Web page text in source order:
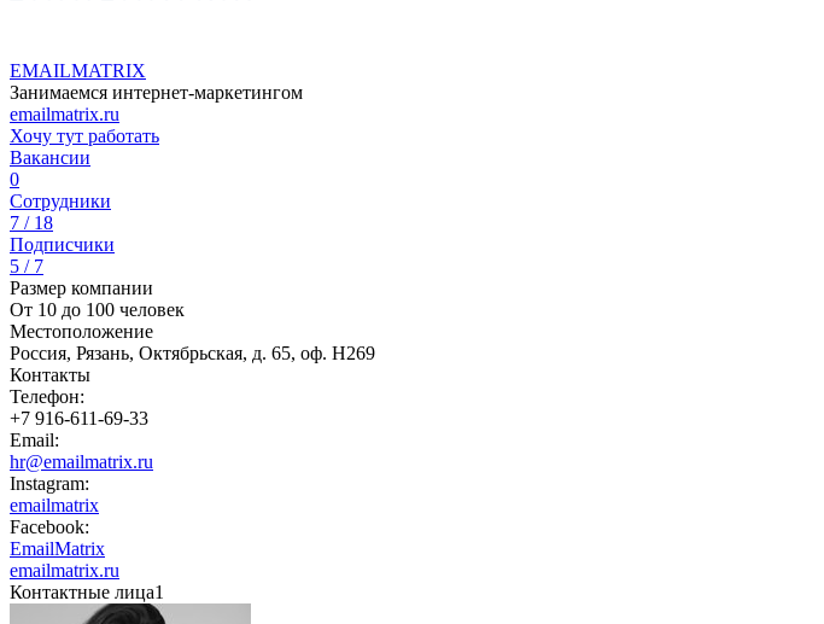
EMAILMATRIX
Занимаемся интернет-маркетингом
emailmatrix.ru
Хочу тут работать
Вакансии
0
Сотрудники
7 / 18
Подписчики
5 / 7
Размер компании
От 10 до 100 человек
Местоположение
Россия, Рязань, Октябрьская, д. 65, оф. Н269
Контакты
Телефон:
+7 916-611-69-33
Email:
hr@emailmatrix.ru
Instagram:
emailmatrix
Facebook:
EmailMatrix
emailmatrix.ru
Контактные лица1